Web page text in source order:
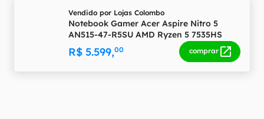
Vendido por Lojas Colombo
Notebook Gamer Acer Aspire Nitro 5
AN515-47-R5SU AMD Ryzen 5 7535HS
15,6" 8GB SSD 512 GB Linux GeForce RTX
3050
R$ 5.599,00 comprar